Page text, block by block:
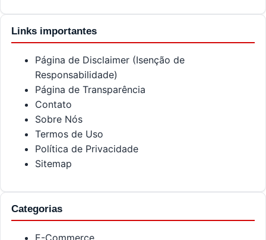
Links importantes
Página de Disclaimer (Isenção de
Responsabilidade)
Página de Transparência
Contato
Sobre Nós
Termos de Uso
Política de Privacidade
Sitemap
Categorias
E-Commerce